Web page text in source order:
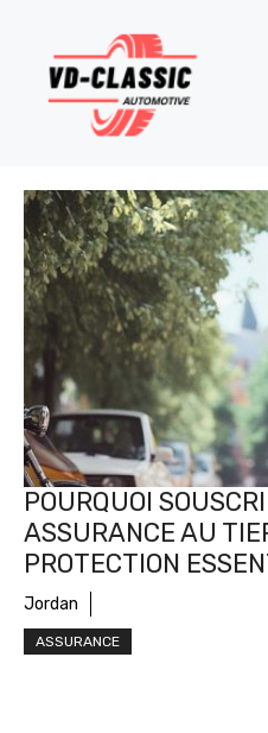
contenu
POURQUOI
ASSURANCE AU
PROTECTION
Jordan
ASSURANCE